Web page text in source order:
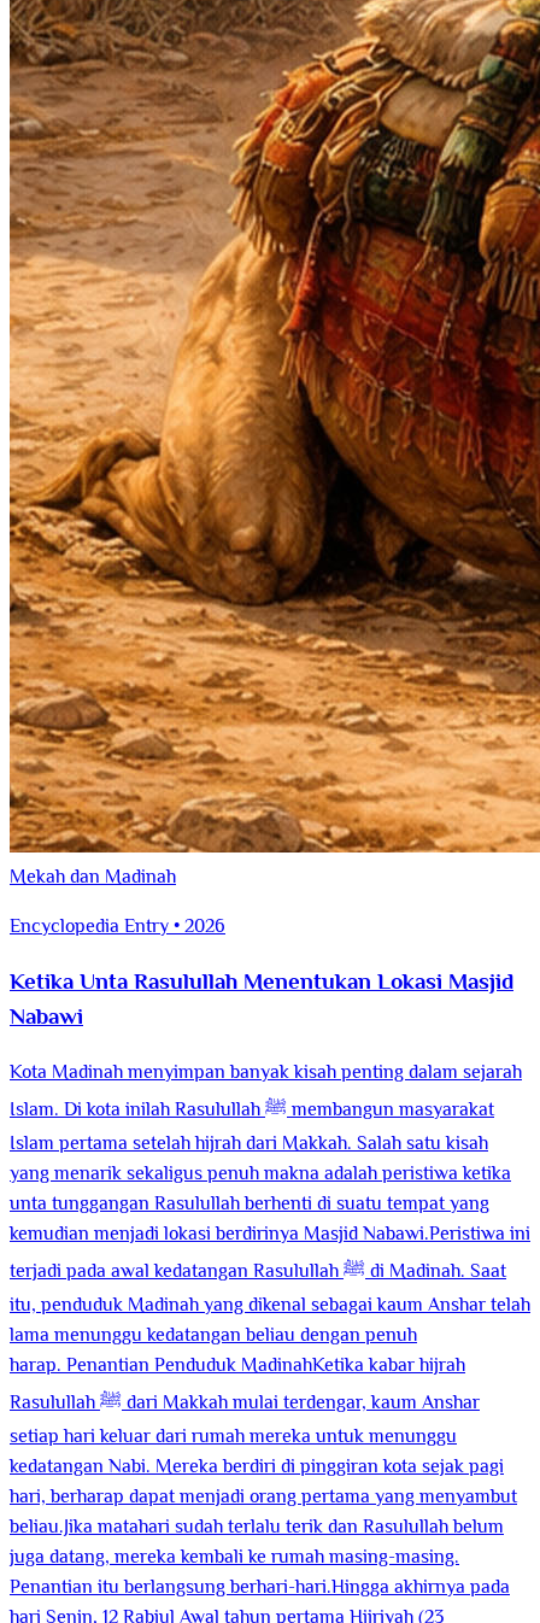
Mekah dan Madinah
Encyclopedia Entry • 2026
Ketika Unta Rasulullah Menentukan Lokasi Masjid
Nabawi
Kota Madinah menyimpan banyak kisah penting dalam sejarah
Islam. Di kota inilah Rasulullah ﷺ membangun masyarakat
Islam pertama setelah hijrah dari Makkah. Salah satu kisah
yang menarik sekaligus penuh makna adalah peristiwa ketika
unta tunggangan Rasulullah berhenti di suatu tempat yang
kemudian menjadi lokasi berdirinya Masjid Nabawi.Peristiwa ini
terjadi pada awal kedatangan Rasulullah ﷺ di Madinah. Saat
itu, penduduk Madinah yang dikenal sebagai kaum Anshar telah
lama menunggu kedatangan beliau dengan penuh
harap. Penantian Penduduk MadinahKetika kabar hijrah
Rasulullah ﷺ dari Makkah mulai terdengar, kaum Anshar
setiap hari keluar dari rumah mereka untuk menunggu
kedatangan Nabi. Mereka berdiri di pinggiran kota sejak pagi
hari, berharap dapat menjadi orang pertama yang menyambut
beliau.Jika matahari sudah terlalu terik dan Rasulullah belum
juga datang, mereka kembali ke rumah masing-masing.
Penantian itu berlangsung berhari-hari.Hingga akhirnya pada